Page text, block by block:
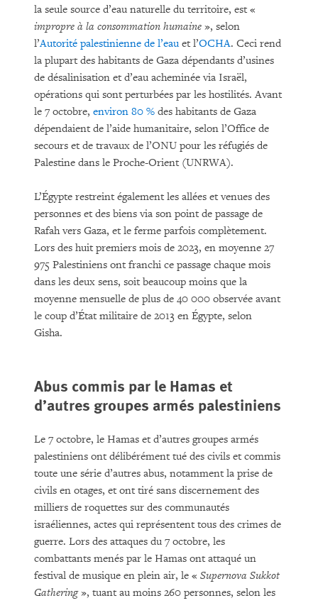
la seule source d’eau naturelle du territoire, est «
impropre à la consommation humaine », selon
l’Autorité palestinienne de l’eauet l’OCHA. Ceci rend
la plupart des habitants de Gaza dépendants d’usines
de désalinisation et d’eau acheminée via Israël,
opérations qui sont perturbées par les hostilités. Avant
le 7 octobre, environ 80 % des habitants de Gaza
dépendaient de l’aide humanitaire, selon l’Office de
secours et de travaux de l’ONU pour les réfugiés de
Palestine dans le Proche-Orient (UNRWA).
L’Égypte restreint également les allées et venues des
personnes et des biens via son point de passage de
Rafah vers Gaza, et le ferme parfois complètement.
Lors des huit premiers mois de 2023, en moyenne 27
975 Palestiniens ont franchi ce passage chaque mois
dans les deux sens, soit beaucoup moins que la
moyenne mensuelle de plus de 40 000 observée avant
le coup d’État militaire de 2013 en Égypte, selon
Gisha.
Abus commis par le Hamas et
d’autres groupes armés palestiniens
Le 7 octobre, le Hamas et d’autres groupes armés
palestiniens ont délibérément tué des civils et commis
toute une série d’autres abus, notamment la prise de
civils en otages, et ont tiré sans discernement des
milliers de roquettes sur des communautés
israéliennes, actes qui représentent tous des crimes de
guerre. Lors des attaques du 7 octobre, les
combattants menés par le Hamas ont attaqué un
festival de musique en plein air, le « Supernova Sukkot
Gathering», tuant au moins 260 personnes, selon les